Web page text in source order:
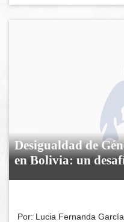
Desigualdad de
en Bolivia: un
Por: Lucia Fernanda